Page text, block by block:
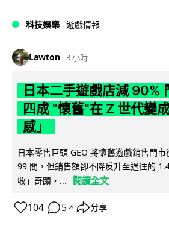
科技娛樂 遊戲情報
Lawton 3 小時
日本二手遊戲店減 90%
四成 "懷舊"在 Z 世代變
感」
日本零售巨頭 GEO 將懷舊遊戲銷售門
99 間，但銷售額卻不降反升至過往的
收」奇蹟，...
閱讀全文
104 5 ↗ 分享